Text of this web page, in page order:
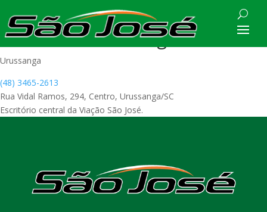
Escritório Urussanga
Urussanga
(48) 3465-2613
Rua Vidal Ramos, 294, Centro, Urussanga/SC
Escritório central da Viação São José.
Navegação